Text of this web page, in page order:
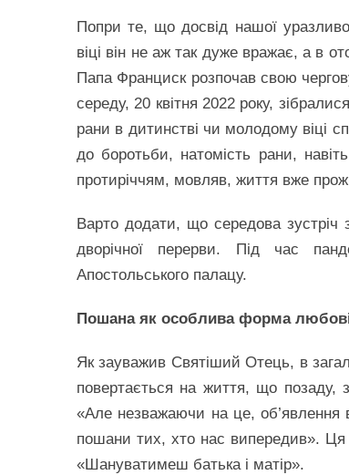
Попри те, що досвід нашої
віці він не аж так дуже вражає, а в
Папа Франциск розпочав свою
середу, 20 квітня 2022 року,
рани в дитинстві чи молодому віці
до боротьби, натомість рани,
протиріччям, мовляв, життя вже
Варто додати, що середова зустріч
дворічної перерви. Під час
Апостольського палацу.
Пошана як особлива форма
Як зауважив Святіший Отець, в
повертається на життя, що
«Але незважаючи на це, об’явлення
пошани тих, хто нас випередив».
«Шануватимеш батька і матір».